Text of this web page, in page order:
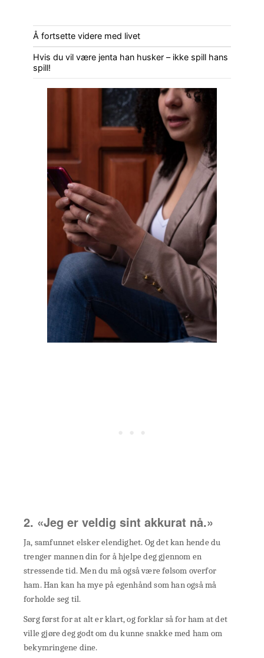
Å fortsette videre med livet
Hvis du vil være jenta han husker – ikke spill hans
spill!
2. «Jeg er veldig sint akkurat nå.»
Ja, samfunnet elsker elendighet. Og det kan hende du
trenger mannen din for å hjelpe deg gjennom en
stressende tid. Men du må også være følsom overfor
ham. Han kan ha mye på egenhånd som han også må
forholde seg til.
Sørg først for at alt er klart, og forklar så for ham at det
ville gjøre deg godt om du kunne snakke med ham om
bekymringene dine.